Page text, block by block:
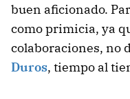
buen aficionado.
como primicia, ya
colaboraciones, no
Duros, tiempo al